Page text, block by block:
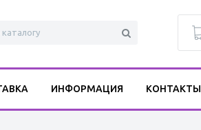
ИНФОРМАЦИЯ КОНТАКТЫ